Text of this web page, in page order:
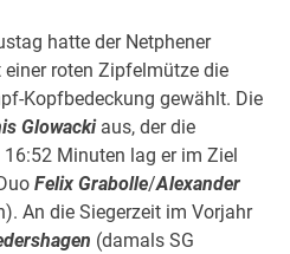
hatte der Netphener
einer roten Zipfelmütze die
Kopfbedeckung gewählt. Die
Glowackiaus, der die
16:52 Minuten lag er im Ziel
Felix Grabolle/Alexander
An die Siegerzeit im Vorjahr
(damals SG